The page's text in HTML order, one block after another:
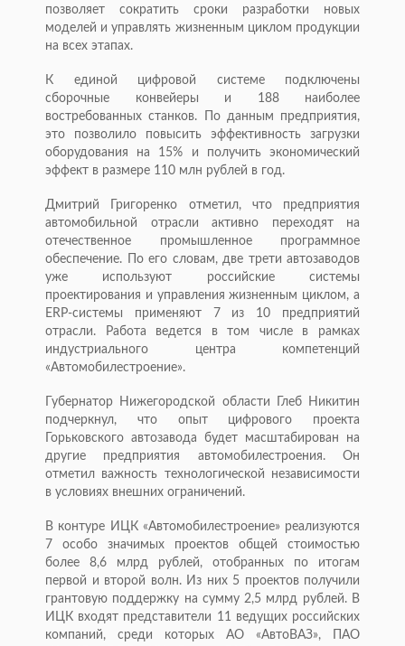
позволяет сократить сроки разработки новых
моделей и управлять жизненным циклом продукции
на всех этапах.
К единой цифровой системе подключены
сборочные конвейеры и 188 наиболее
востребованных станков. По данным предприятия,
это позволило повысить эффективность загрузки
оборудования на 15% и получить экономический
эффект в размере 110 млн рублей в год.
Дмитрий Григоренко отметил, что предприятия
автомобильной отрасли активно переходят на
отечественное промышленное программное
обеспечение. По его словам, две трети автозаводов
уже используют российские системы
проектирования и управления жизненным циклом, а
ERP-системы применяют 7 из 10 предприятий
отрасли. Работа ведется в том числе в рамках
индустриального центра компетенций
«Автомобилестроение».
Губернатор Нижегородской области Глеб Никитин
подчеркнул, что опыт цифрового проекта
Горьковского автозавода будет масштабирован на
другие предприятия автомобилестроения. Он
отметил важность технологической независимости
в условиях внешних ограничений.
В контуре ИЦК «Автомобилестроение» реализуются
7 особо значимых проектов общей стоимостью
более 8,6 млрд рублей, отобранных по итогам
первой и второй волн. Из них 5 проектов получили
грантовую поддержку на сумму 2,5 млрд рублей. В
ИЦК входят представители 11 ведущих российских
компаний, среди которых АО «АвтоВАЗ», ПАО